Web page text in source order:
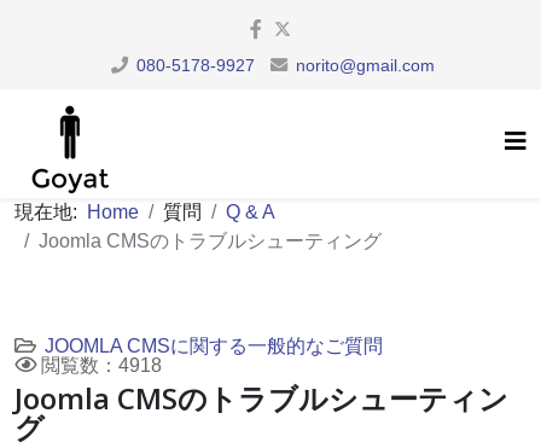
080-5178-9927 norito@gmail.com
現在地: Home 質問
Q & A
Joomla CMSのトラブルシューティング
JOOMLA CMSに関する一般的なご質問
閲覧数：4918
Joomla CMSのトラブルシューティン
グ